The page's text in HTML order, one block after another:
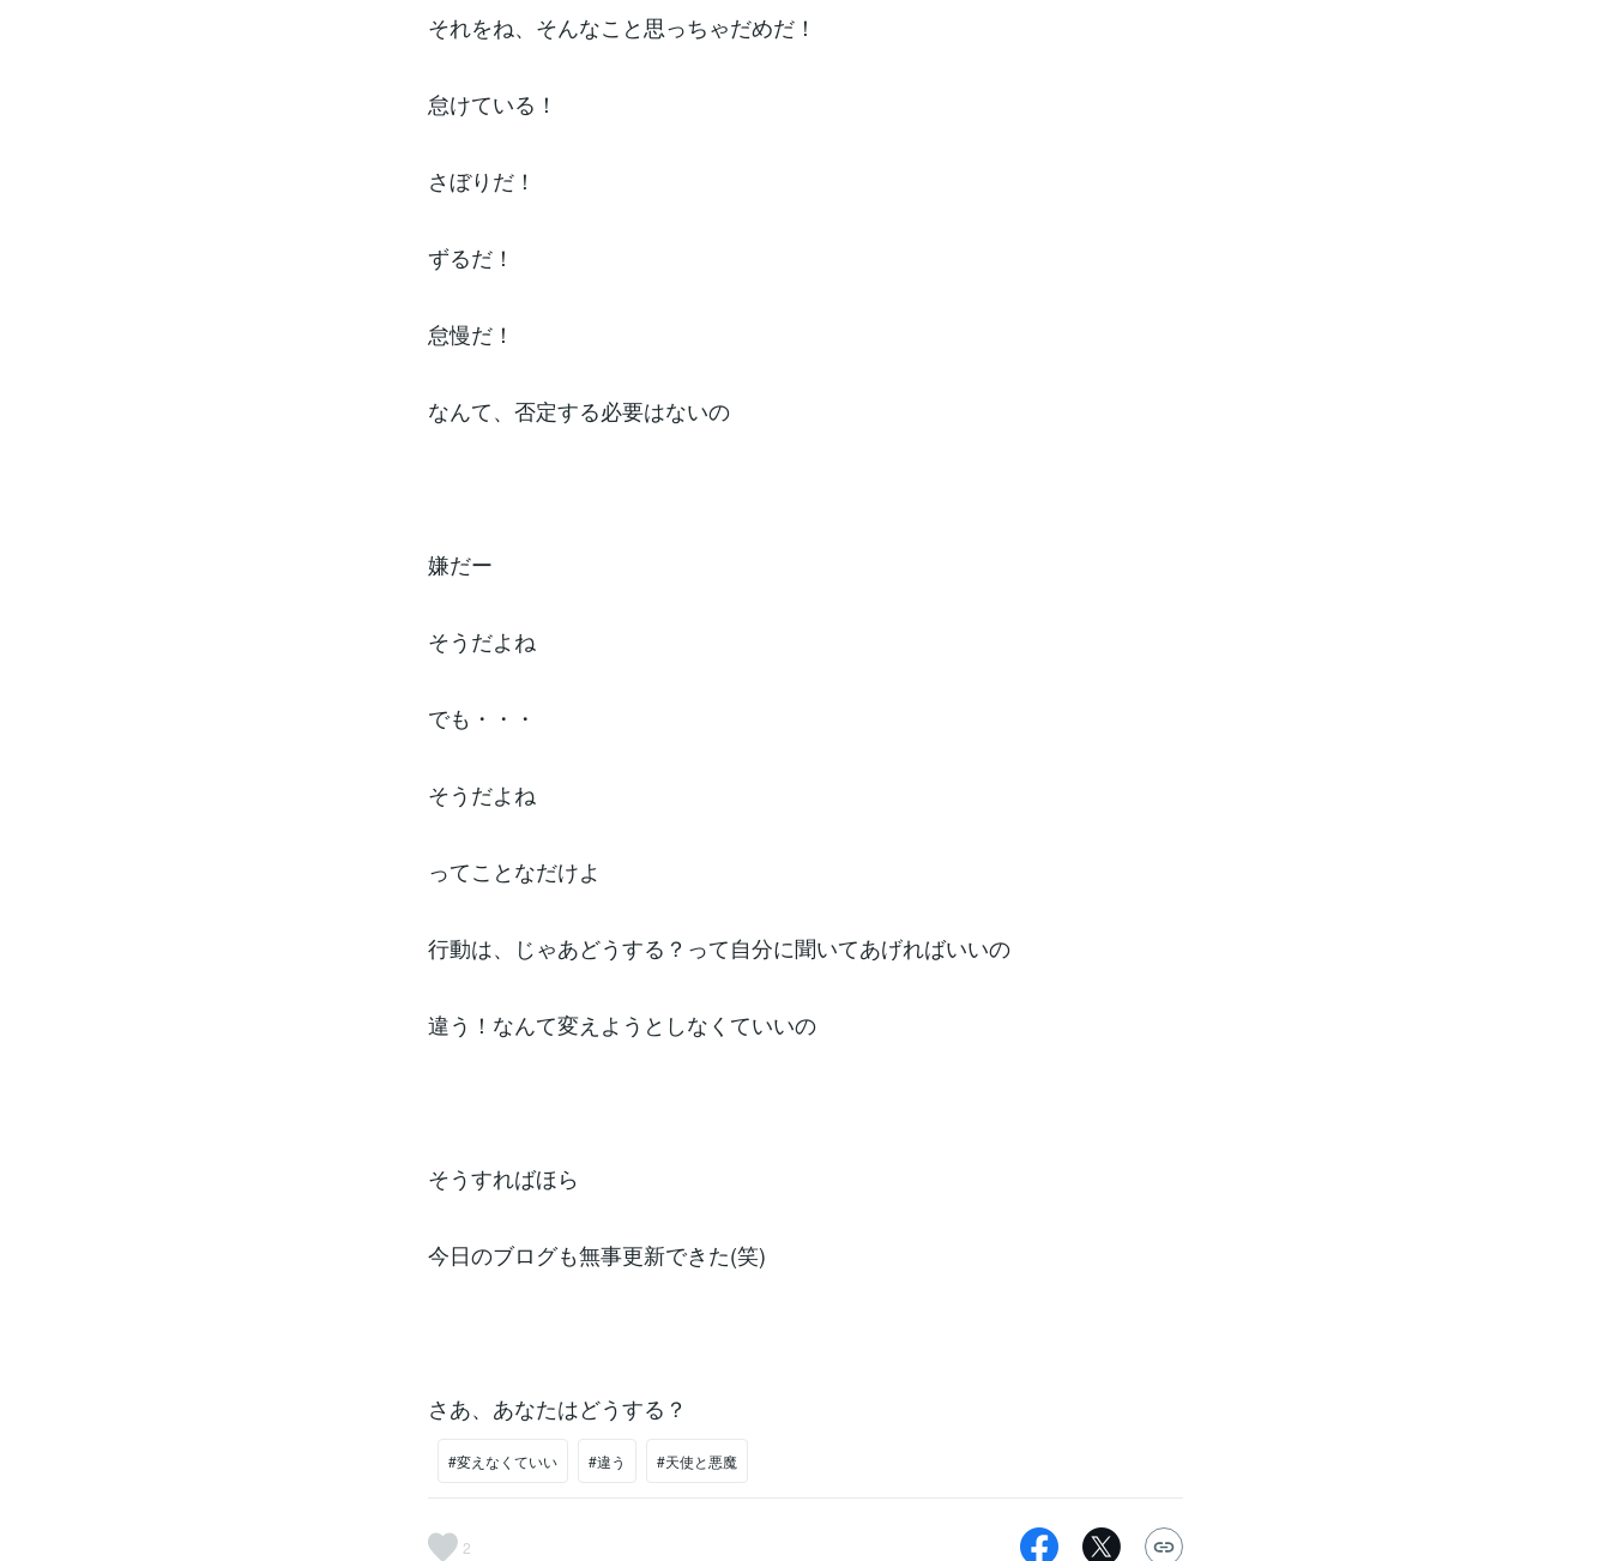
それをね、そんなこと思っちゃだめだ！
怠けている！
さぼりだ！
ずるだ！
怠慢だ！
なんて、否定する必要はないの
嫌だー
そうだよね
でも・・・
そうだよね
ってことなだけよ
行動は、じゃあどうする？って自分に聞いてあげればいいの
違う！なんて変えようとしなくていいの
そうすればほら
今日のブログも無事更新できた(笑)
さあ、あなたはどうする？
#変えなくていい #違う #天使と悪魔
2